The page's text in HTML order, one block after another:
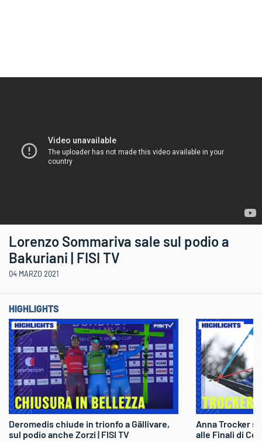
Lorenzo Sommariva sale sul podio a
Bakuriani | FISI TV
04 MARZO 2021
HIGHLIGHTS
Deromedis chiude in trionfo a Gällivare,
sul podio anche Zorzi | FISI TV
Anna Trocker
alle Finali di